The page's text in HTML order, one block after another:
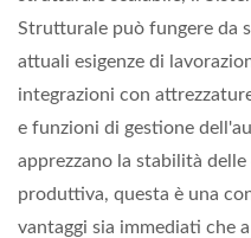
Strutturale può fungere da
attuali esigenze di
integrazioni con
e funzioni di gestione
apprezzano la stabilità
produttiva, questa è una
vantaggi sia immediati che